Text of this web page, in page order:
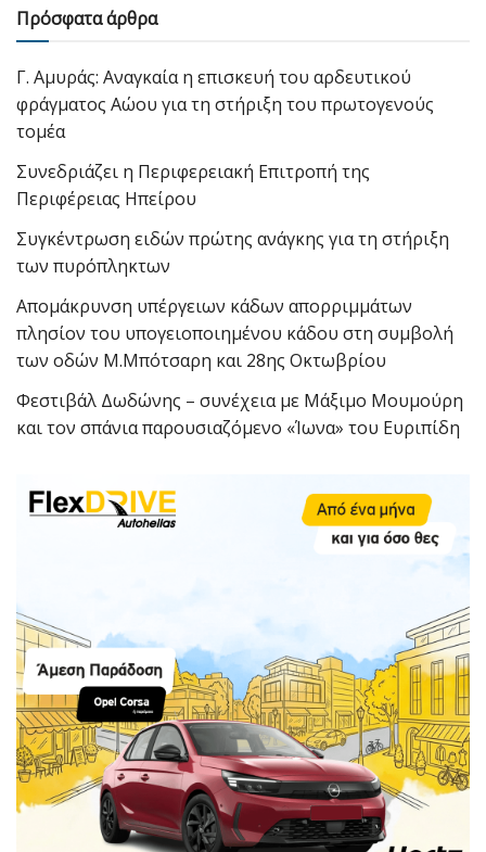
Πρόσφατα άρθρα
Γ. Αμυράς: Αναγκαία η επισκευή του αρδευτικού
φράγματος Αώου για τη στήριξη του πρωτογενούς
τομέα
Συνεδριάζει η Περιφερειακή Επιτροπή της
Περιφέρειας Ηπείρου
Συγκέντρωση ειδών πρώτης ανάγκης για τη στήριξη
των πυρόπληκτων
Απομάκρυνση υπέργειων κάδων απορριμμάτων
πλησίον του υπογειοποιημένου κάδου στη συμβολή
των οδών Μ.Μπότσαρη και 28ης Οκτωβρίου
Φεστιβάλ Δωδώνης – συνέχεια με Μάξιμο Μουμούρη
και τον σπάνια παρουσιαζόμενο «Ίωνα» του Ευριπίδη